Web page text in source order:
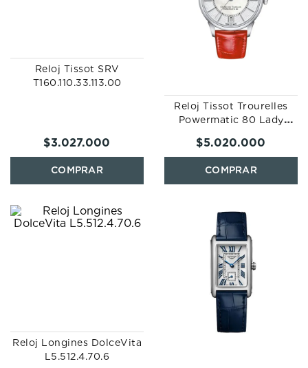
Reloj Tissot SRV
T160.110.33.113.00
$3.027.000
Reloj Tissot Trourelles
Powermatic 80 Lady
$5.020.000
Reloj Longines DolceVita
L5.512.4.70.6